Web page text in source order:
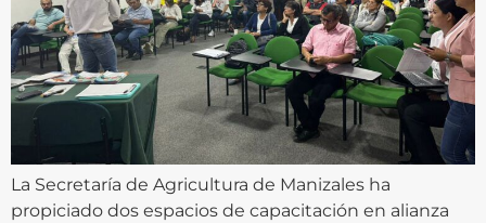
La Secretaría de Agricultura de Manizales ha
propiciado dos espacios de capacitación en alianza